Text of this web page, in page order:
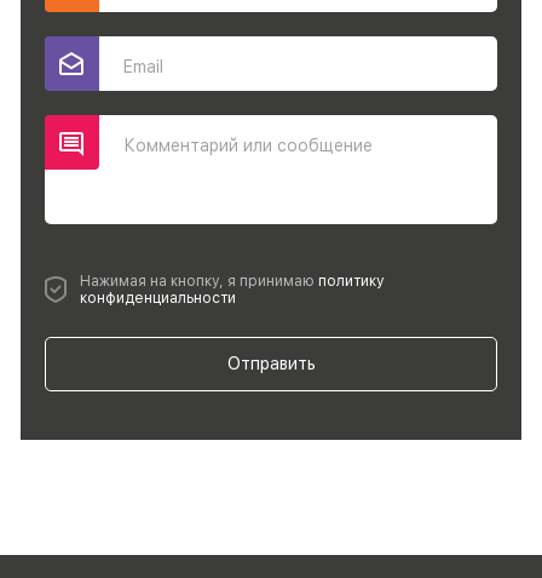
Email
Комментарий или сообщение
Нажимая на кнопку, я принимаю политику
конфиденциальности
Отправить